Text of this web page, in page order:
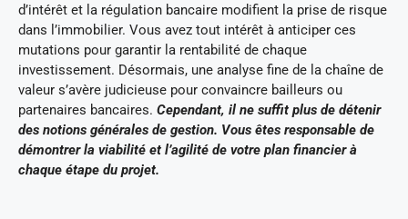
d’intérêt et la régulation bancaire modifient la prise de risque
dans l’immobilier. Vous avez tout intérêt à anticiper ces
mutations pour garantir la rentabilité de chaque
investissement. Désormais, une analyse fine de la chaîne de
valeur s’avère judicieuse pour convaincre bailleurs ou
partenaires bancaires. Cependant, il ne suffit plus de détenir
des notions générales de gestion. Vous êtes responsable de
démontrer la viabilité et l’agilité de votre plan financier à
chaque étape du projet.